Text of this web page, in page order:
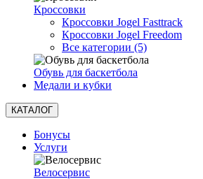
Кроссовки
Кроссовки Jogel Fasttrack
Кроссовки Jogel Freedom
Все категории (5)
Обувь для баскетбола
Медали и кубки
КАТАЛОГ
Бонусы
Услуги
Велосервис